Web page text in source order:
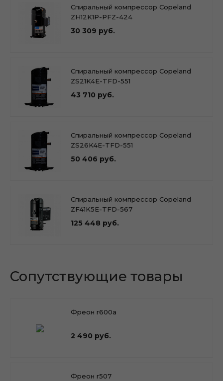
Спиральный компрессор Copeland
ZH12K1P-PFZ-424
30 309 руб.
Спиральный компрессор Copeland
ZS21K4E-TFD-551
43 710 руб.
Спиральный компрессор Copeland
ZS26K4E-TFD-551
50 406 руб.
Спиральный компрессор Copeland
ZF41K5E-TFD-567
125 448 руб.
Сопутствующие товары
Фреон r600a
2 490 руб.
Фреон r507